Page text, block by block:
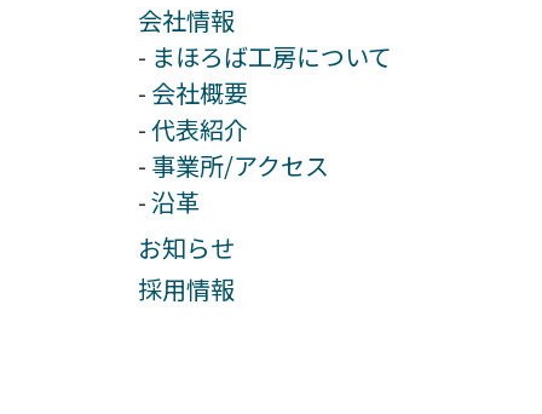
会社情報
まほろば工房について
会社概要
代表紹介
事業所/アクセス
沿革
お知らせ
採用情報